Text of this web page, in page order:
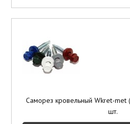
Саморез кровельный Wkret-met
шт.